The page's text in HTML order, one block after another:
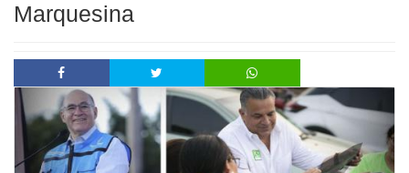
Marquesina